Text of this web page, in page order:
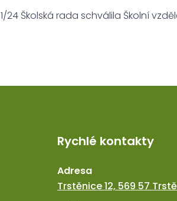
1/24 Školská rada schválila Školní
Rychlé kontakty
Adresa
Trstěnice 12, 569 57